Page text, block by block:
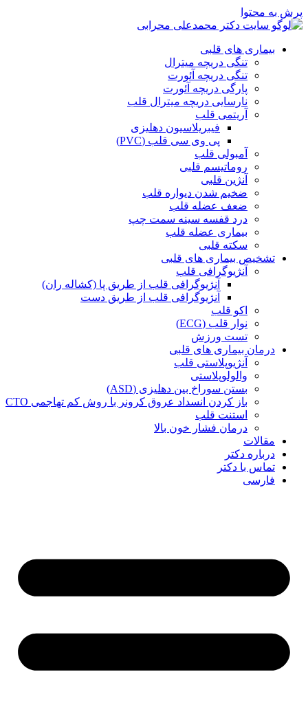
پرش به محتوا
بیماری های قلبی
تنگی دریچه میترال
تنگی دریچه آئورت
پارگی دریچه آئورت
نارسایی دریچه میترال قلب
آریتمی قلب
فیبریلاسیون دهلیزی
پی وی سی قلب (PVC)
آمبولی قلب
روماتیسم قلبی
آنژین قلبی
ضخیم شدن دیواره قلب
ضعف عضله قلب
درد قفسه سينه سمت چپ
بیماری عضله قلب
سکته قلبی
تشخیص بیماری های قلبی
آنژیوگرافی قلب
آنژیوگرافی قلب از طریق پا (کشاله ران)
آنژیوگرافی قلب از طریق دست
اکو قلب
نوار قلب (ECG)
تست ورزش
درمان بیماری های قلبی
آنژیوپلاستی قلب
والولوپلاستی
بستن سوراخ بین دهلیزی (ASD)
باز کردن انسداد عروق کرونر با روش کم تهاجمی CTO
استنت قلب
درمان فشار خون بالا
مقالات
درباره دکتر
تماس با دکتر
فارسی